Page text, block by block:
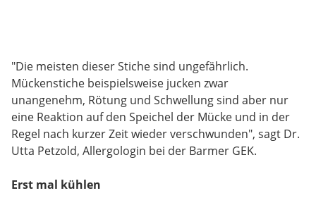
"Die meisten dieser Stiche sind ungefährlich.
Mückenstiche beispielsweise jucken zwar
unangenehm, Rötung und Schwellung sind aber nur
eine Reaktion auf den Speichel der Mücke und in der
Regel nach kurzer Zeit wieder verschwunden", sagt Dr.
Utta Petzold, Allergologin bei der Barmer GEK.
Erst mal kühlen